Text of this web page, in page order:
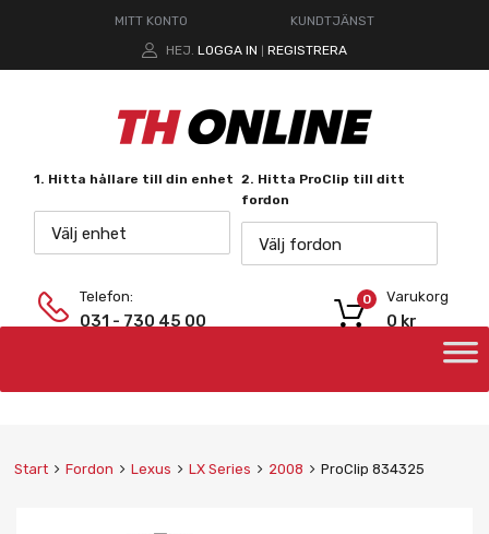
MITT KONTO
KUNDTJÄNST
HEJ. LOGGA IN REGISTRERA
1. Hitta hållare till din enhet
Välj enhet
2. Hitta ProClip till ditt
fordon
Välj fordon
Telefon:
031 - 730 45 00
Varukorg
0 kr
0
Start Fordon Lexus LX Series 2008 ProClip 834325